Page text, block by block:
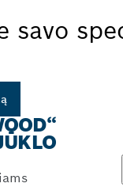
savo